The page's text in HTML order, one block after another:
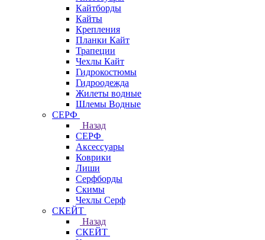
Кайтборды
Кайты
Крепления
Планки Кайт
Трапеции
Чехлы Кайт
Гидрокостюмы
Гидроодежда
Жилеты водные
Шлемы Водные
СЕРФ
Назад
СЕРФ
Аксессуары
Коврики
Лиши
Серфборды
Скимы
Чехлы Cерф
СКЕЙТ
Назад
СКЕЙТ